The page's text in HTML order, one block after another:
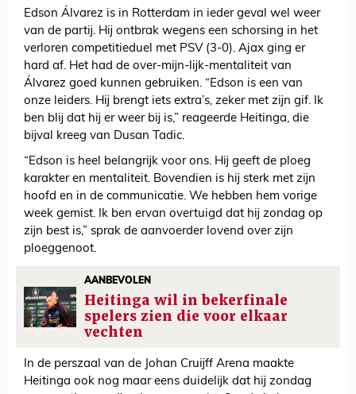
Edson Álvarez is in Rotterdam in ieder geval wel weer
van de partij. Hij ontbrak wegens een schorsing in het
verloren competitieduel met PSV (3-0). Ajax ging er
hard af. Het had de over-mijn-lijk-mentaliteit van
Álvarez goed kunnen gebruiken. “Edson is een van
onze leiders. Hij brengt iets extra’s, zeker met zijn gif. Ik
ben blij dat hij er weer bij is,” reageerde Heitinga, die
bijval kreeg van Dusan Tadic.
“Edson is heel belangrijk voor ons. Hij geeft de ploeg
karakter en mentaliteit. Bovendien is hij sterk met zijn
hoofd en in de communicatie. We hebben hem vorige
week gemist. Ik ben ervan overtuigd dat hij zondag op
zijn best is,” sprak de aanvoerder lovend over zijn
ploeggenoot.
AANBEVOLEN
Heitinga wil in bekerfinale
spelers zien die voor elkaar
vechten
In de perszaal van de Johan Cruijff Arena maakte
Heitinga ook nog maar eens duidelijk dat hij zondag